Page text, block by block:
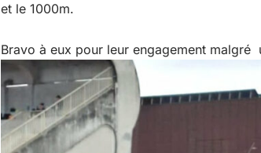
et le 1000m.
Bravo à eux pour leur engagement malgré